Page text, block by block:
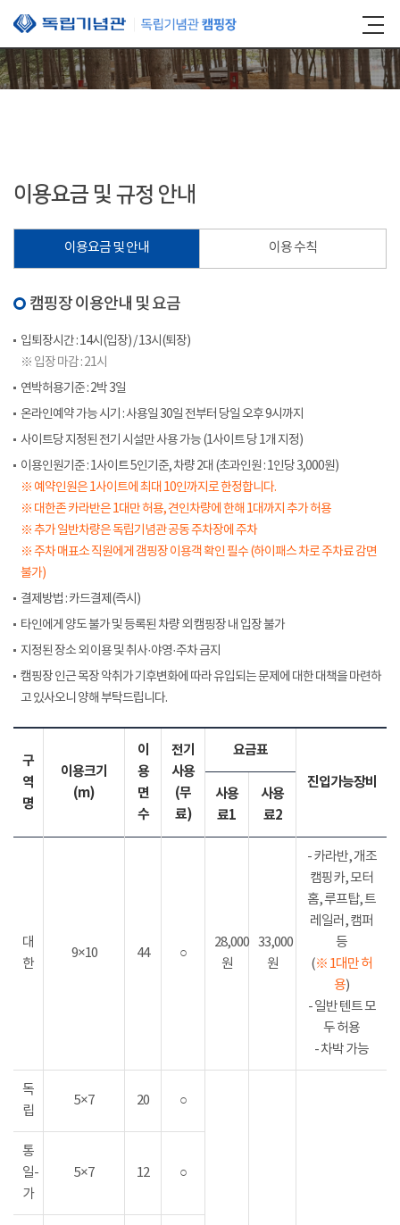
본문 바로가기
이용요금 및 규정 안내
이용요금 및 안내 이용 수칙
캠핑장 이용안내 및 요금
입퇴장시간 : 14시(입장) / 13시(퇴장)
※ 입장 마감 : 21시
연박허용기준 : 2박 3일
온라인예약 가능 시기 : 사용일 30일 전부터 당일 오후 9시까지
사이트당 지정된 전기 시설만 사용 가능 (1사이트 당 1개 지정)
이용인원기준 : 1사이트 5인기준, 차량 2대 (초과인원 : 1인당 3,000원)
※ 예약인원은 1사이트에 최대 10인까지로 한정합니다.
※ 대한존 카라반은 1대만 허용, 견인차량에 한해 1대까지 추가 허용
※ 추가 일반차량은 독립기념관 공동 주차장에 주차
※ 주차 매표소 직원에게 갬핑장 이용객 확인 필수 (하이패스 차로 주차료 감면
불가)
결제방법 : 카드결제(즉시)
타인에게 양도 불가 및 등록된 차량 외 캠핑장 내 입장 불가
지정된 장소 외 이용 및 취사·야영·주차 금지
캠핑장 인근 목장 악취가 기후변화에 따라 유입되는 문제에 대한 대책을 마련하
고 있사오니 양해 부탁드립니다.
구
역
명
이용크기
(m)
이
용
면
수
전기
사용
(무
료)
요금표
진입가능장비
사용
료1
사용
료2
대
한
9×10 44 ○
28,000
원
33,000
원
- 카라반, 개조
캠핑카, 모터
홈, 루프탑, 트
레일러, 캠퍼
등
(※ 1대만 허
용)
- 일반 텐트 모
두 허용
- 차박 가능
독
립
5×7 20 ○
통
일-
가
5×7 12 ○